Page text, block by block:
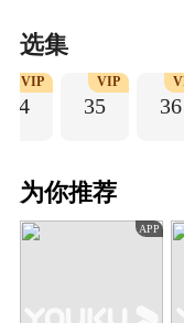
永
创
选集
34
VIP
35
VIP
36
为你推荐
APP